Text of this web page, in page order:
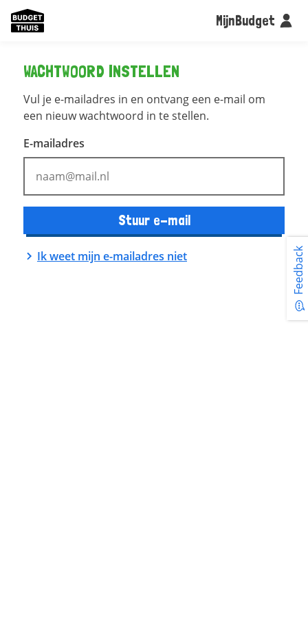
MijnBudget
WACHTWOORD INSTELLEN
Vul je e-mailadres in en ontvang een e-mail om
een nieuw wachtwoord in te stellen.
E-mailadres
Stuur e-mail
Ik weet mijn e-mailadres niet Feedback